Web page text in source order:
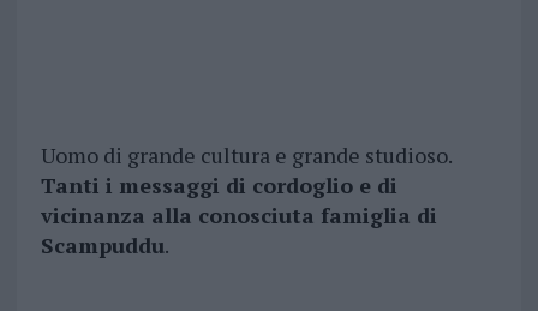
Uomo di grande cultura e grande studioso.
Tanti i messaggi di cordoglio e di
vicinanza alla conosciuta famiglia di
Scampuddu.